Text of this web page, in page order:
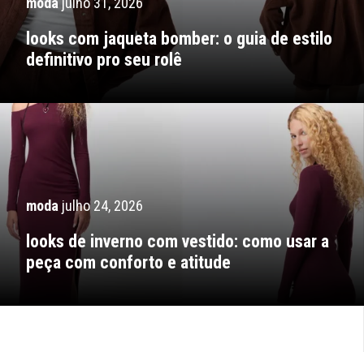
looks com jaqueta bomber: o guia de estilo
definitivo pro seu rolê
moda julho 24, 2026
looks de inverno com vestido: como usar a
peça com conforto e atitude